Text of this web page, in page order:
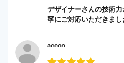
デザイナーさんの技術
寧にご対応いただきまし
accon